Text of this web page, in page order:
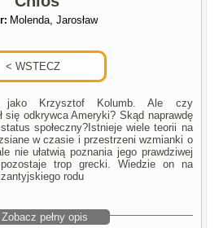
Molenda, Jarosław
jako Krzysztof Kolumb. Ale czy
się odkrywca Ameryki? Skąd naprawdę
społeczny?Istnieje wiele teorii na
w czasie i przestrzeni wzmianki o
nie ułatwią poznania jego prawdziwej
pozostaje trop grecki. Wiedzie on na
rodu
Zobacz pełny opis